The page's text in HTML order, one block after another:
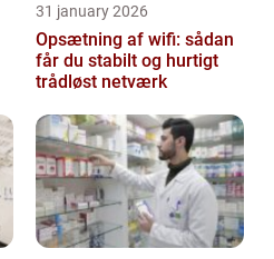
31 january 2026
Opsætning af wifi: sådan
får du stabilt og hurtigt
trådløst netværk